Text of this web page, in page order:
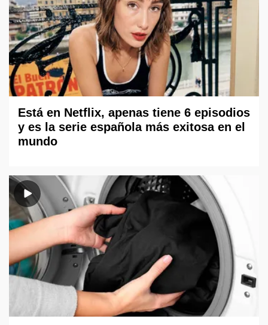
Está en Netflix, apenas tiene 6 episodios
y es la serie española más exitosa en el
mundo